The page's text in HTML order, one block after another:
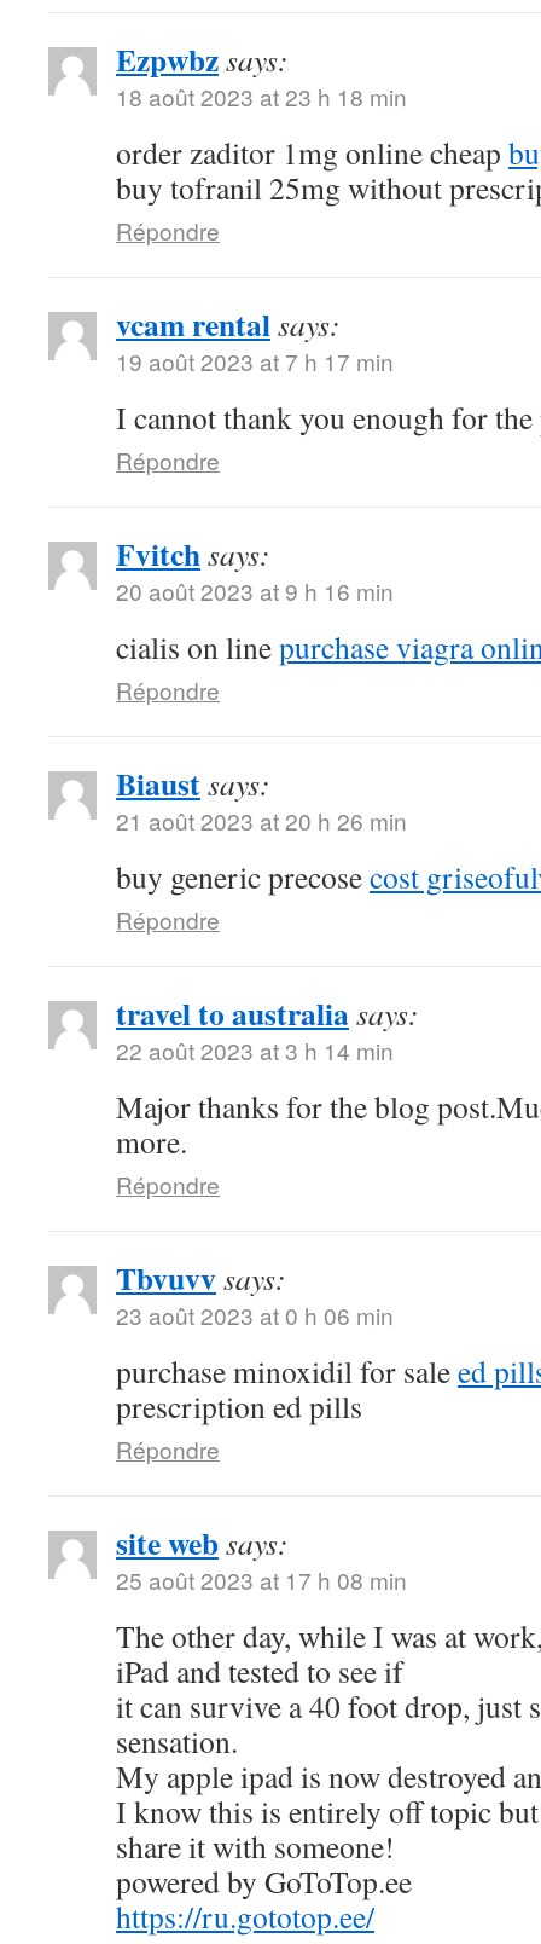
Ezpwbzsays:
18 août 2023 at 23 h 18 min
order zaditor 1mg online cheap
buy tofranil 25mg without
Répondre
vcam rentalsays:
19 août 2023 at 7 h 17 min
I cannot thank you enough for
Répondre
Fvitchsays:
20 août 2023 at 9 h 16 min
cialis on linepurchase viagra
Répondre
Biaustsays:
21 août 2023 at 20 h 26 min
buy generic precosecost
Répondre
travel to australiasays:
22 août 2023 at 3 h 14 min
Major thanks for the blog
more.
Répondre
Tbvuvvsays:
23 août 2023 at 0 h 06 min
purchase minoxidil for saleed
prescription ed pills
Répondre
site websays:
25 août 2023 at 17 h 08 min
The other day, while I was at
iPad and tested to see if
it can survive a 40 foot drop, just
sensation.
My apple ipad is now destroyed
I know this is entirely off topic
share it with someone!
powered by GoToTop.ee
https://ru.gototop.ee/